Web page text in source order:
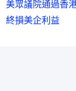
美眾議院通過香
終損美企利益